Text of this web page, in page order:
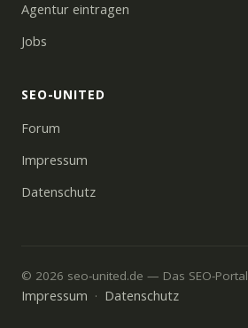
Agentur eintragen
Jobs
SEO-UNITED
Forum
Impressum
Datenschutz
© 2026 seo-united.de — Das SEO-Portal
Impressum · Datenschutz